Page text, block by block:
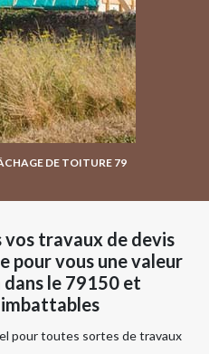
DE TOITURE 79
vos travaux de devis
pour vous une valeur
le 79150 et
pour toutes sortes de travaux